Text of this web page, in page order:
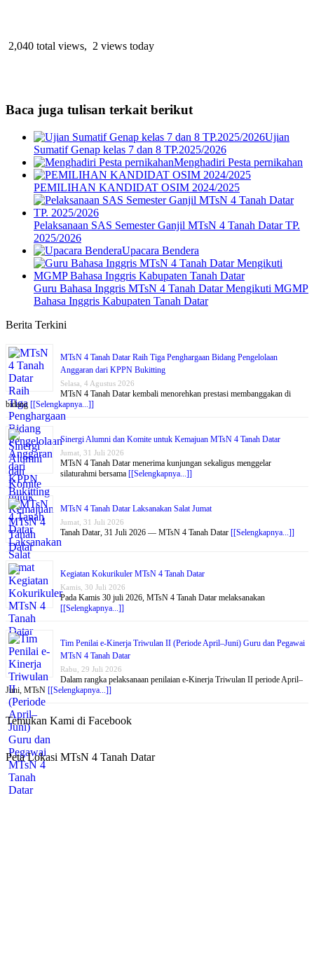
2,040 total views, 2 views today
Baca juga tulisan terkait berikut
Ujian
Sumatif Genap kelas 7 dan 8 TP.2025/2026
Menghadiri Pesta pernikahan
PEMILIHAN KANDIDAT OSIM 2024/2025
Pelaksanaan SAS Semester Ganjil MTsN 4 Tanah Datar TP.
2025/2026
Upacara Bendera
Guru Bahasa Inggris MTsN 4 Tanah Datar Mengikuti MGMP
Bahasa Inggris Kabupaten Tanah Datar
Berita Terkini
MTsN 4 Tanah Datar Raih Tiga Penghargaan Bidang Pengelolaan
Anggaran dari KPPN Bukitting
Selasa, 4 Agustus 2026
MTsN 4 Tanah Datar kembali menorehkan prestasi membanggakan di
bidang [[Selengkapnya...]]
Sinergi Alumni dan Komite untuk Kemajuan MTsN 4 Tanah Datar
Jumat, 31 Juli 2026
MTsN 4 Tanah Datar menerima kunjungan sekaligus menggelar
silaturahmi bersama [[Selengkapnya...]]
MTsN 4 Tanah Datar Laksanakan Salat Jumat
Jumat, 31 Juli 2026
Tanah Datar, 31 Juli 2026 — MTsN 4 Tanah Datar [[Selengkapnya...]]
Kegiatan Kokurikuler MTsN 4 Tanah Datar
Kamis, 30 Juli 2026
Pada Kamis 30 juli 2026, MTsN 4 Tanah Datar melaksanakan
[[Selengkapnya...]]
Tim Penilai e-Kinerja Triwulan II (Periode April–Juni) Guru dan Pegawai
MTsN 4 Tanah Datar
Rabu, 29 Juli 2026
Dalam rangka pelaksanaan penilaian e-Kinerja Triwulan II periode April–
Juni, MTsN [[Selengkapnya...]]
Temukan Kami di Facebook
Peta Lokasi MTsN 4 Tanah Datar